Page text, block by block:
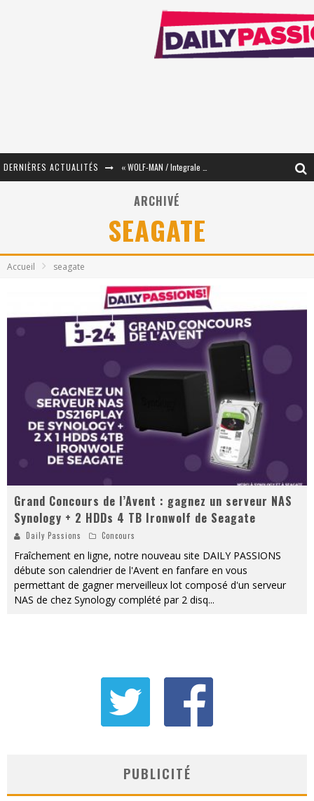
DERNIÈRES ACTUALITÉS
« Mon Village Révolté » - Combattre un Projet !
« Le Béton et le Bambou / Propositions pour Mayotte et le Monde. » - Améliorations !
PsyRiver 2026 : la magie revient sur les rives de l’Aar
« MOFUSAND / Parler Japonais » – Des Expressions Pratiques !
« Dr Wertham / L’homme qui étudia les tueurs en série » - Un Métier à Risque !
Assassin's Creed Black Flag Resynced
ARCHIVÉ
SEAGATE
Accueil seagate
Grand Concours de l’Avent : gagnez un serveur NAS
Synology + 2 HDDs 4 TB Ironwolf de Seagate
Daily Passions Concours
Fraîchement en ligne, notre nouveau site DAILY PASSIONS
débute son calendrier de l'Avent en fanfare en vous
permettant de gagner merveilleux lot composé d'un serveur
NAS de chez Synology complété par 2 disq...
PUBLICITÉ